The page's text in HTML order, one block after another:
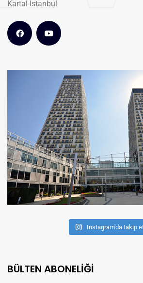
Kartal-İstanbul
Instagram'da takip
BÜLTEN ABONELİĞİ